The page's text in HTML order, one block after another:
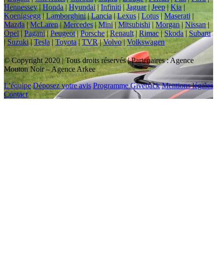
Hennessey| Honda| Hyundai |Infiniti | Jaguar| Jeep|Kia |
Koenigsegg|Lamborghini|Lancia|Lexus | Lotus| Maserati |
Mazda |McLaren|Mercedes | Mini | Mitsubishi | Morgan|Nissan|
Opel | Pagani|Peugeot|Porsche | Renault| Rimac|Skoda | Subaru
| Suzuki|Tesla| Toyota | TVR|Volvo|Volkswagen
© Copyright 2020 | Tous droits réservés | Partenaires : Agence
Mouton Noir – Agence Arkee
L’équipe Déposez votre avis Programme Giveback Mentions légales
Contact